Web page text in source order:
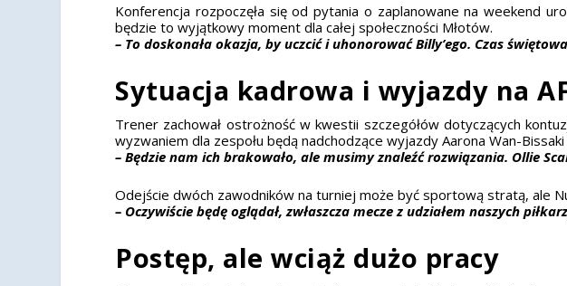
Konferencja rozpoczęła się od pytania o zaplanowane na weekend
będzie to wyjątkowy moment dla całej społeczności Młotów.
– To doskonała okazja, by uczcić i uhonorować Billy’ego. Czas
Sytuacja kadrowa i wyjazdy na
Trener zachował ostrożność w kwestii szczegółów dotyczących
wyzwaniem dla zespołu będą nadchodzące wyjazdy Aarona Wan-
– Będzie nam ich brakowało, ale musimy znaleźć rozwiązania. Ollie
Odejście dwóch zawodników na turniej może być sportową stratą, ale
– Oczywiście będę oglądał, zwłaszcza mecze z udziałem naszych
Postęp, ale wciąż dużo pracy